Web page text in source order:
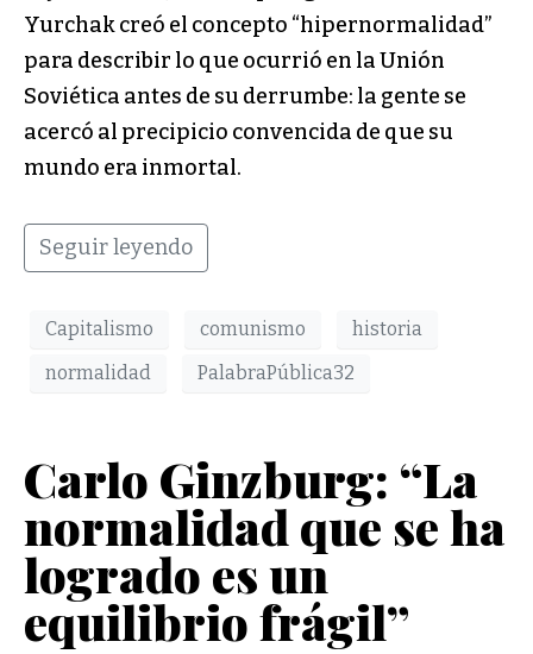
Yurchak creó el concepto “hipernormalidad”
para describir lo que ocurrió en la Unión
Soviética antes de su derrumbe: la gente se
acercó al precipicio convencida de que su
mundo era inmortal.
Seguir leyendo
Capitalismo comunismo
historia
normalidad
PalabraPública32
Carlo Ginzburg: “La
normalidad que se ha
logrado es un
equilibrio frágil”